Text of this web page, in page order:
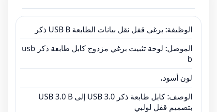
الشهادات: ISO13485، CE، ROHS، FCC
الوظيفة: برغي قفل نقل بيانات الطابعة USB B ذكر
الموصل: لوحة تثبيت برغي مزدوج كابل طابعة ذكر usb
b
لون أسود،
الوصف: كابل طابعة ذكر USB 3.0 إلى USB 3.0 B
بتصميم قفل لولبي